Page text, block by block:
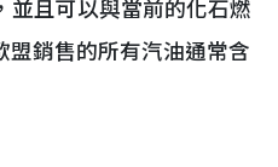
並且可以與當前的化石燃
盟銷售的所有汽油通常含